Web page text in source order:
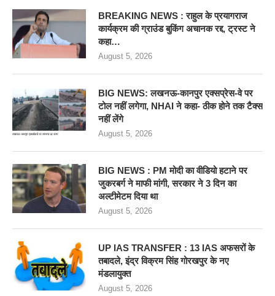
BREAKING NEWS : राहुल के प्रयागराज
कार्यक्रम की ग्राउंड बुकिंग अचानक रद्द, ट्रस्ट ने
कहा…
August 5, 2026
BIG NEWS: लखनऊ-कानपुर एक्सप्रेस-वे पर
टोल नहीं लगेगा, NHAI ने कहा- ठीक होने तक टैक्स
नहीं लेंगे
August 5, 2026
BIG NEWS : PM मोदी का वीडियो हटाने पर
जुकरबर्ग ने माफी मांगी, सरकार ने 3 दिन का
अल्टीमेटम दिया था
August 5, 2026
UP IAS TRANSFER : 13 IAS अफसरों के
तबादले, इंद्र विक्रम सिंह गोरखपुर के नए
मंडलायुक्त
August 5, 2026